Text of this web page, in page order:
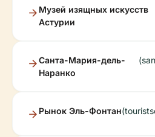
Музей изящных искусств
Астурии
Санта-Мария-дель-
Наранко
Рынок Эль-Фонтан